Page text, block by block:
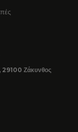
Ζάκυνθος